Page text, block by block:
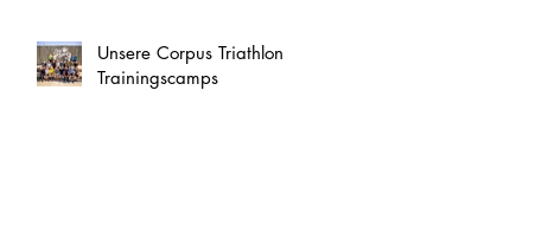
Unsere Corpus Triathlon
Trainingscamps